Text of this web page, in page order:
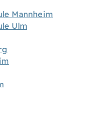
Mannheim
Ulm